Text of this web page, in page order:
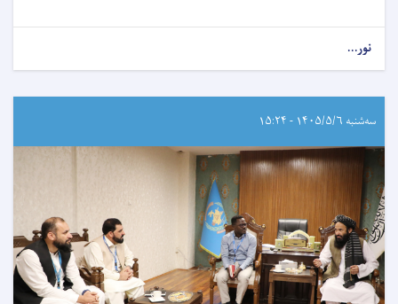
نور...
سه‌شنبه ۱۴۰۵/۵/۶ - ۱۵:۲۴